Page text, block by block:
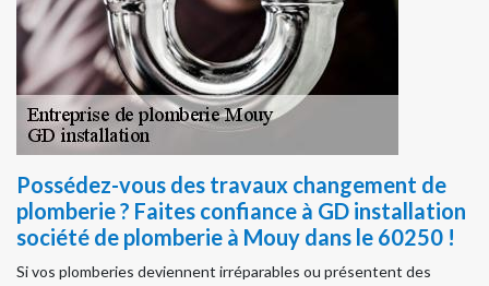
Possédez-vous des travaux changement de
plomberie ? Faites confiance à GD installation
société de plomberie à Mouy dans le 60250 !
Si vos plomberies deviennent irréparables ou présentent des